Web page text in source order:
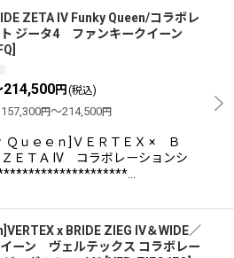
ZETA IV Funky Queen/コラボレ
ジータ4 ファンキークイーン
214,500円 (税込)
157,300円～214,500円
Ｑｕｅｅｎ]ＶＥＲＴＥＸ × Ｂ
ＥＴＡ IV コラボレーションシ
x BRIDE ZIEG IV＆WIDE／
ーン ヴェルテックス コラボレー